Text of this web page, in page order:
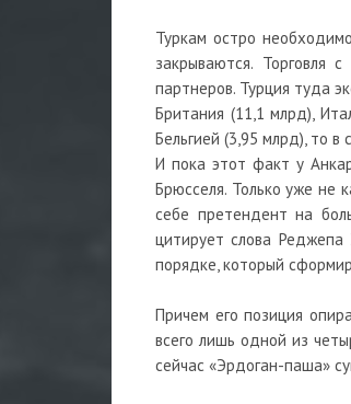
Туркам остро
закрываются.
партнеров. Турция туда
Британия (11,1 млрд),
Бельгией (3,95 млрд), то в
И пока этот факт у
Брюсселя. Только уже не
себе претендент на
цитирует слова
порядке, который
Причем его позиция
всего лишь одной из
сейчас «Эрдоган-паша»